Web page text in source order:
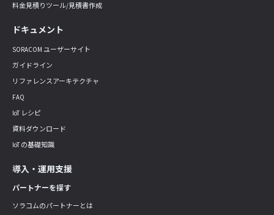
料金見積りツール/見積書作成
ドキュメント
SORACOM ユーザーサイト
ガイドライン
リファレンスアーキテクチャ
FAQ
IoT レシピ
資料ダウンロード
IoT の基礎知識
導入・運用支援
パートナーを探す
ソラコムのパートナーとは